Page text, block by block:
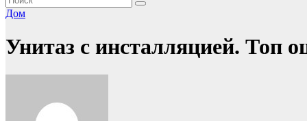
Дом
Унитаз с инсталляцией. Топ